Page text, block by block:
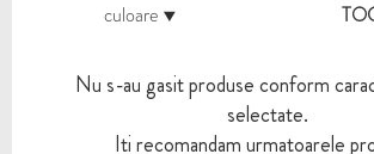
culoare
Nu s-au gasit produse conform
selectate.
Iti recomandam urmatoarele